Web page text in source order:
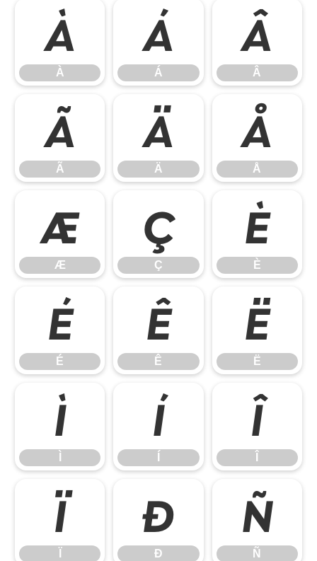
À
À
Á
Á
Â
Â
Ã
Ã
Ä
Ä
Å
Å
Æ
Æ
Ç
Ç
È
È
É
É
Ê
Ê
Ë
Ë
Ì Í Î
Ï Ð
Ð
Ñ
Ñ